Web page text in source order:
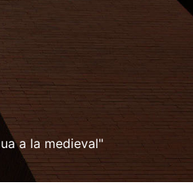
a la medieval"